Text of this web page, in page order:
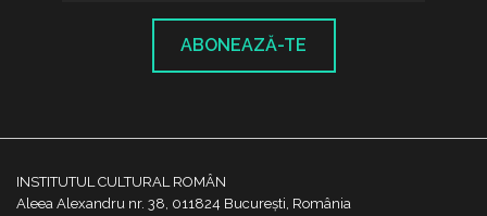
ABONEAZĂ-TE
INSTITUTUL CULTURAL ROMÂN
Aleea Alexandru nr. 38, 011824 București, România